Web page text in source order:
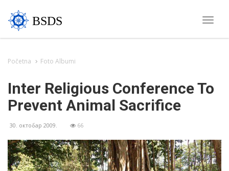
Toggle
BSDS
Početna Foto Albumi
Inter Religious Conference To
Prevent Animal Sacrifice
30. октобар 2009. 66